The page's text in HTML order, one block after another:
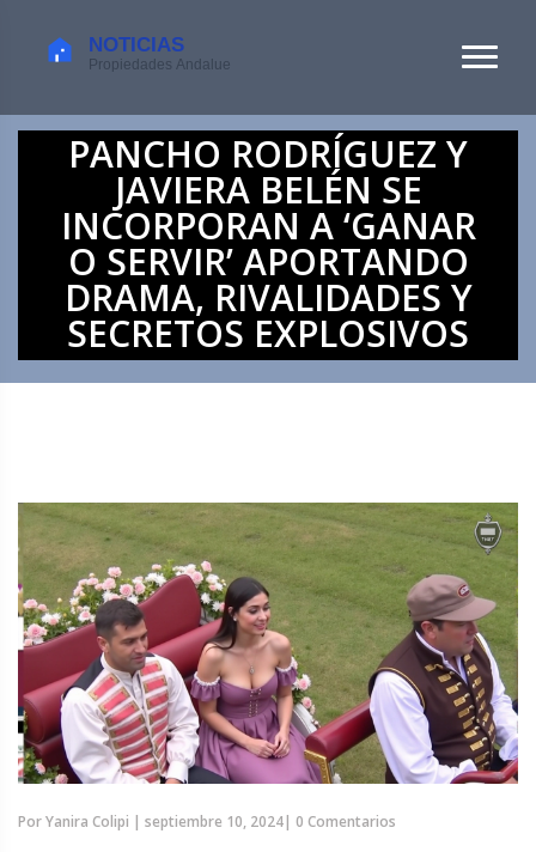
PANCHO RODRÍGUEZ Y
JAVIERA BELÉN SE
INCORPORAN A ‘GANAR
O SERVIR’ APORTANDO
DRAMA, RIVALIDADES Y
SECRETOS EXPLOSIVOS
PorYanira Colipi | septiembre 10, 2024| 0 Comentarios